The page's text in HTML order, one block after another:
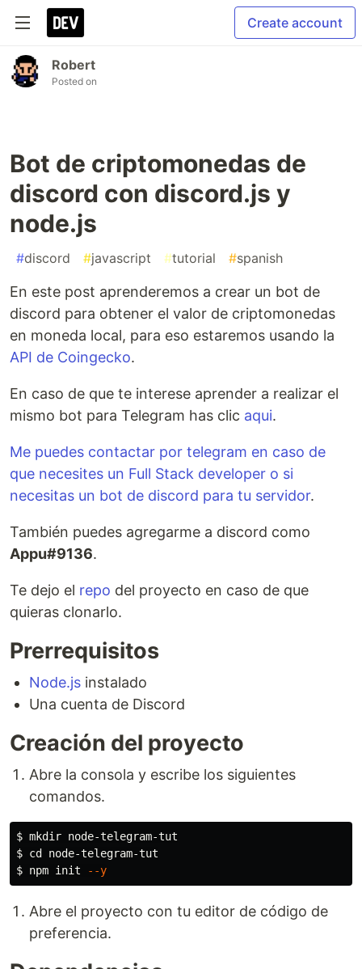
Create account
Robert
Posted on
Bot de criptomonedas de
discord con discord.js y
node.js
#discord #javascript #tutorial #spanish
En este post aprenderemos a crear un bot de
discord para obtener el valor de criptomonedas
en moneda local, para eso estaremos usando la
API de Coingecko.
En caso de que te interese aprender a realizar el
mismo bot para Telegram has clic aqui.
Me puedes contactar por telegram en caso de
que necesites un Full Stack developer o si
necesitas un bot de discord para tu servidor.
También puedes agregarme a discord como
Appu#9136.
Te dejo el repo del proyecto en caso de que
quieras clonarlo.
Prerrequisitos
Node.js instalado
Una cuenta de Discord
Creación del proyecto
Abre la consola y escribe los siguientes
comandos.
$ mkdir
$ cd
$ npm init --y
Abre el proyecto con tu editor de código de
preferencia.